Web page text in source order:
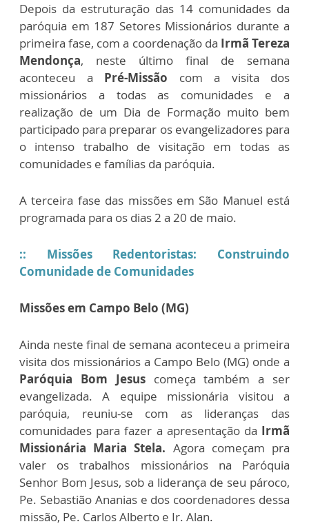
Depois da estruturação das 14 comunidades da
paróquia em 187 Setores Missionários durante a
primeira fase, com a coordenação da Irmã Tereza
Mendonça, neste último final de semana
aconteceu a Pré-Missão com a visita dos
missionários a todas as comunidades e a
realização de um Dia de Formação muito bem
participado para preparar os evangelizadores para
o intenso trabalho de visitação em todas as
comunidades e famílias da paróquia.
A terceira fase das missões em São Manuel está
programada para os dias 2 a 20 de maio.
:: Missões Redentoristas: Construindo
Comunidade de Comunidades
Missões em Campo Belo (MG)
Ainda neste final de semana aconteceu a primeira
visita dos missionários a Campo Belo (MG) onde a
Paróquia Bom Jesus começa também a ser
evangelizada. A equipe missionária visitou a
paróquia, reuniu-se com as lideranças das
comunidades para fazer a apresentação da Irmã
Missionária Maria Stela. Agora começam pra
valer os trabalhos missionários na Paróquia
Senhor Bom Jesus, sob a liderança de seu pároco,
Pe. Sebastião Ananias e dos coordenadores dessa
missão, Pe. Carlos Alberto e Ir. Alan.